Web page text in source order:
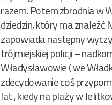
razem. Potem zbrodnia w
dziedzin, który ma znaleźć
zapowiada następny
trójmiejskiej policji –
Władysławowie ( we
zdecydowanie coś
lat , kiedy na plaży w